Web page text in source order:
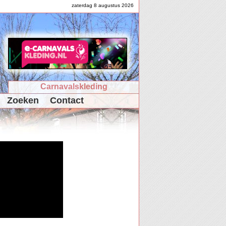
zaterdag 8 augustus 2026
Carnavalskleding
Zoeken Contact